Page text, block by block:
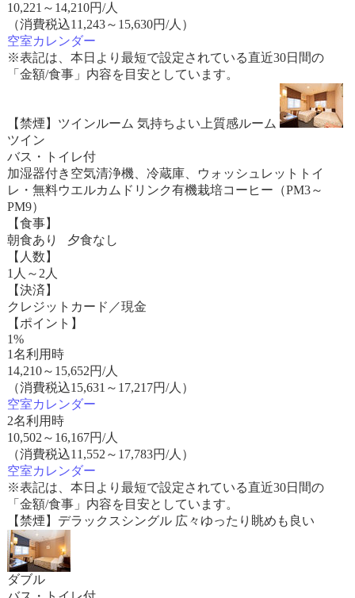
10,221 ～ 14,210円/人
（消費税込11,243～15,630円/人）
空室カレンダー
※表記は、本日より最短で設定されている直近30日間の
「金額/食事」内容を目安としています。
【禁煙】ツインルーム 気持ちよい上質感ルーム
ツイン
バス・トイレ付
加湿器付き空気清浄機、冷蔵庫、ウォッシュレットトイ
レ・無料ウエルカムドリンク有機栽培コーヒー（PM3～
PM9）
【食事】
朝食あり 夕食なし
【人数】
1人～2人
【決済】
クレジットカード／現金
【ポイント】
1%
1名利用時
14,210～ 15,652円/人
（消費税込15,631～17,217円/人）
空室カレンダー
2名利用時
10,502 ～ 16,167円/人
（消費税込11,552～17,783円/人）
空室カレンダー
※表記は、本日より最短で設定されている直近30日間の
「金額/食事」内容を目安としています。
【禁煙】デラックスシングル 広々ゆったり眺めも良い
ダブル